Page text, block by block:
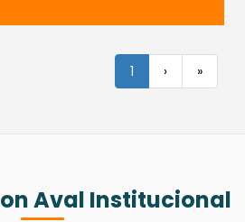
1 › »
Aval Institucional